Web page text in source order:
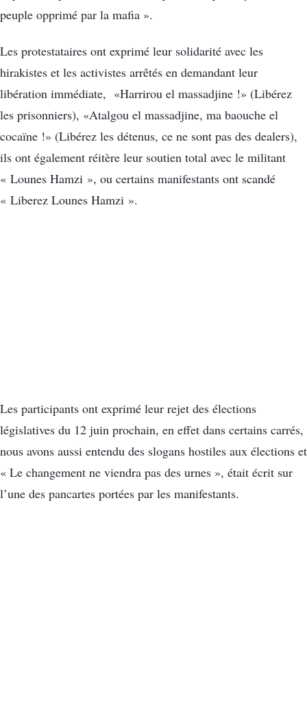
peuple opprimé par la mafia ».
Les protestataires ont exprimé leur solidarité avec les
hirakistes et les activistes arrêtés en demandant leur
libération immédiate, «Harrirou el massadjine !» (Libérez
les prisonniers), «Atalgou el massadjine, ma baouche el
cocaïne !» (Libérez les détenus, ce ne sont pas des dealers),
ils ont également réitère leur soutien total avec le militant
« Lounes Hamzi », ou certains manifestants ont scandé
« Liberez Lounes Hamzi ».
Les participants ont exprimé leur rejet des élections
législatives du 12 juin prochain, en effet dans certains carrés,
nous avons aussi entendu des slogans hostiles aux élections et
« Le changement ne viendra pas des urnes », était écrit sur
l’une des pancartes portées par les manifestants.